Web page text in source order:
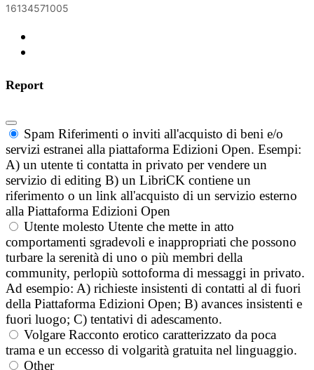
16134571005
Report
Spam Riferimenti o inviti all'acquisto di beni e/o
servizi estranei alla piattaforma Edizioni Open. Esempi:
A) un utente ti contatta in privato per vendere un
servizio di editing B) un LibriCK contiene un
riferimento o un link all'acquisto di un servizio esterno
alla Piattaforma Edizioni Open
Utente molesto Utente che mette in atto
comportamenti sgradevoli e inappropriati che possono
turbare la serenità di uno o più membri della
community, perlopiù sottoforma di messaggi in privato.
Ad esempio: A) richieste insistenti di contatti al di fuori
della Piattaforma Edizioni Open; B) avances insistenti e
fuori luogo; C) tentativi di adescamento.
Volgare Racconto erotico caratterizzato da poca
trama e un eccesso di volgarità gratuita nel linguaggio.
Other